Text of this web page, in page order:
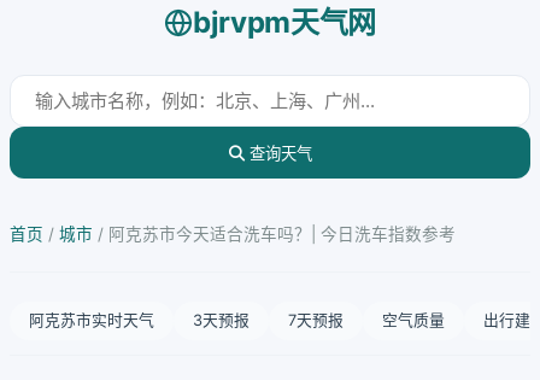
bjrvpm天气网
查询天气
首页 / 城市 / 阿克苏市今天适合洗车吗？| 今日洗车指数参考
阿克苏市实时天气 3天预报 7天预报 空气质量 出行建